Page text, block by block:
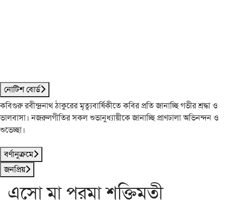
নোটিশ বোর্ড
কবিগুরু রবীন্দ্রনাথ ঠাকুরের মৃত্যুবার্ষিকীতে কবির প্রতি জানাচ্ছি গভীর শ্রদ্ধা ও
ভালবাসা। নজরুলগীতির সকল শুভানুধ্যায়ীকে জানাচ্ছি প্রাণঢালা অভিনন্দন ও
শুভেচ্ছা।
বর্ণানুক্রমে
জনপ্রিয়
এসো মা পরমা শক্তিমতী